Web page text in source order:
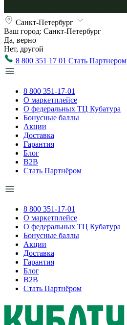
Санкт-Петербург
Ваш город: Санкт-Петербург
Да, верно
Нет, другой
8 800 351 17 01 Стать Партнером
8 800 351-17-01
О маркетплейсе
О федеральных ТЦ Кубатура
Бонусные баллы
Акции
Доставка
Гарантия
Блог
B2B
Стать Партнёром
8 800 351-17-01
О маркетплейсе
О федеральных ТЦ Кубатура
Бонусные баллы
Акции
Доставка
Гарантия
Блог
B2B
Стать Партнёром